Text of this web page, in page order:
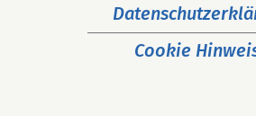
Cookie